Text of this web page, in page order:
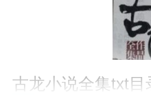
古龙小说全集txt目